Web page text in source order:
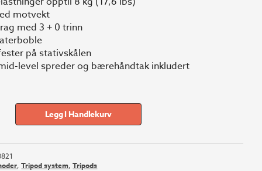
16
kr 14
448.
motvekt
med 3 + 0 trinn
på stativskålen
level spreder og bærehåndtak inkludert
Legg I Handlekurv
,Tripod system,Tripods